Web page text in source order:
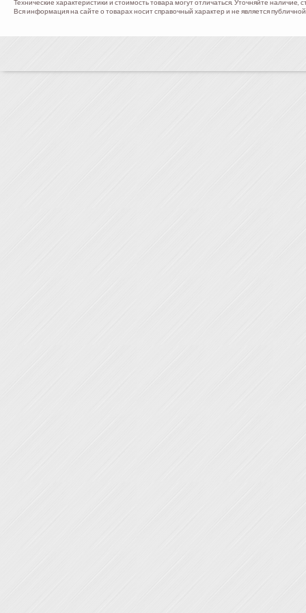
Технические характеристики и стоимость товара могут отличаться. Уточняйте наличие,
Вся информация на сайте о товарах носит справочный характер и не является